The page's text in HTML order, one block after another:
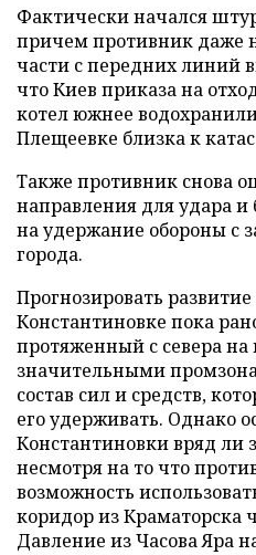
Фактически начался
причем противник даже
части с передних линий
что Киев приказа на
котел южнее
Плещеевке близка к
Также противник снова
направления для удара
на удержание обороны с
города.
Прогнозировать
Константиновке пока
протяженный с севера
значительными
состав сил и средств,
его удерживать. Однако
Константиновки вряд ли
несмотря на то что
возможность
коридор из Краматорска
Давление из Часова Яра